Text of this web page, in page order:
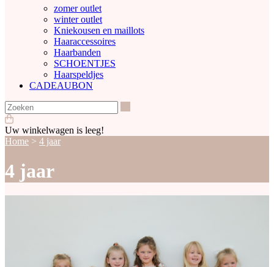
zomer outlet
winter outlet
Kniekousen en maillots
Haaraccessoires
Haarbanden
SCHOENTJES
Haarspeldjes
CADEAUBON
Uw winkelwagen is leeg!
Home > 4 jaar
4 jaar